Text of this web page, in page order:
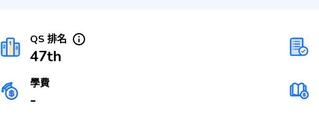
QS 排名
47th
學費
-